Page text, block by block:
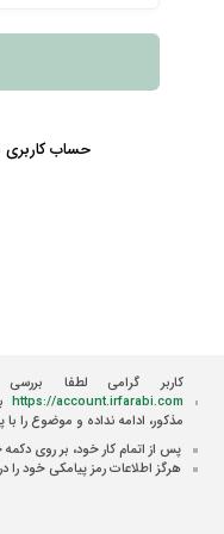
حساب کاربری
کاربر گرامی لطفا
https://account.irfarabi.com
مذکور، ادامه نداده و موضوع را با
پس از اتمام کار خود، بر روی
هرگز اطلاعات رمز پیامکی خود را